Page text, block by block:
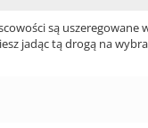
są uszeregowane
jadąc tą drogą na